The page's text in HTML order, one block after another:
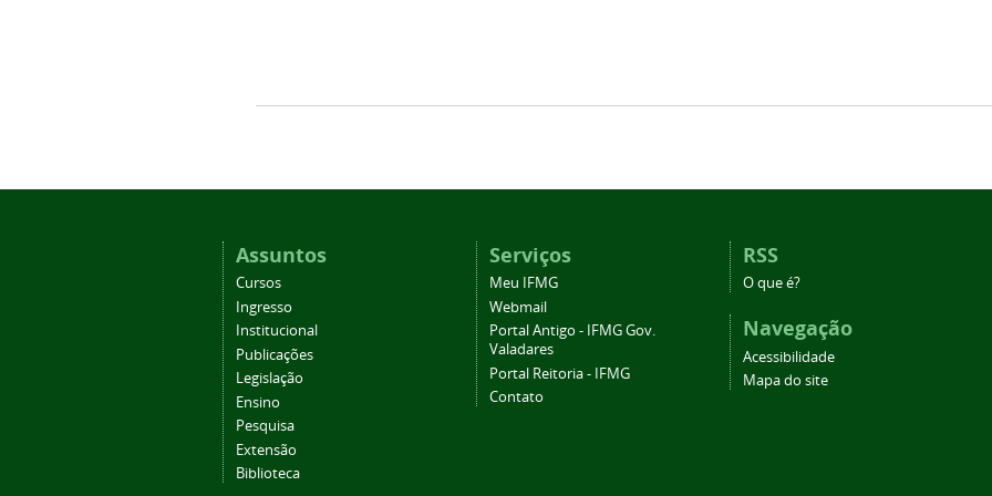
Assuntos
Cursos
Ingresso
Institucional
Publicações
Legislação
Ensino
Pesquisa
Extensão
Biblioteca
Serviços
Meu IFMG
Webmail
Portal Antigo - IFMG Gov.
Valadares
Portal Reitoria - IFMG
Contato
RSS
O que é?
Navegação
Acessibilidade
Mapa do site